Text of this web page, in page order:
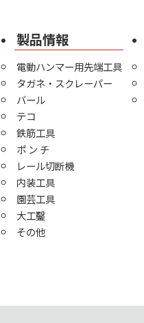
製品情報
電動ハンマー用先端工具
タガネ・スクレーパー
バール
テコ
鉄筋工具
ポ ン チ
レール切断機
内装工具
園芸工具
大工鑿
その他